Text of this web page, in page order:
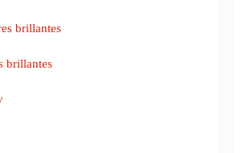
brillantes
brillantes